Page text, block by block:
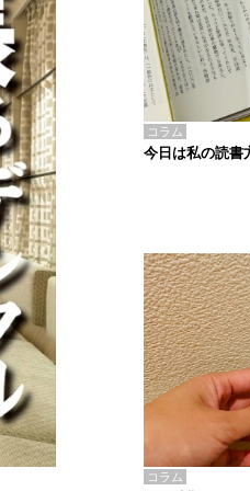
コラム
今日は私の読書
コラム